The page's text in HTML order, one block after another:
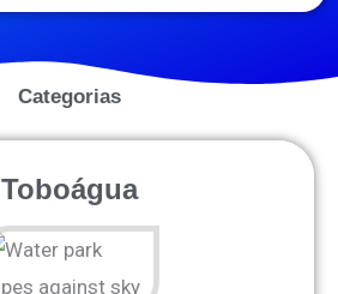
Categorias
Toboágua